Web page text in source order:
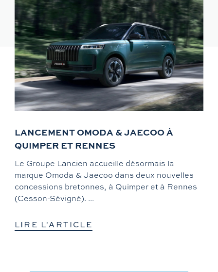
LANCEMENT OMODA & JAECOO À
QUIMPER ET RENNES
Le Groupe Lancien accueille désormais la
marque Omoda & Jaecoo dans deux nouvelles
concessions bretonnes, à Quimper et à Rennes
(Cesson-Sévigné). ...
LIRE L'ARTICLE